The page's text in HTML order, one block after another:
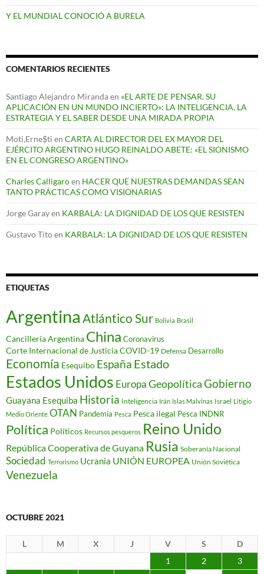
Y EL MUNDIAL CONOCIÓ A BURELA
COMENTARIOS RECIENTES
Santiago Alejandro Mirandaen «EL ARTE DE PENSAR. SU
APLICACIÓN EN UN MUNDO INCIERTO»: LA INTELIGENCIA, LA
ESTRATEGIA Y EL SABER DESDE UNA MIRADA PROPIA
Moti,Erne$ti en CARTA AL DIRECTOR DEL EX MAYOR DEL
EJÉRCITO ARGENTINO HUGO REINALDO ABETE: «EL SIONISMO
EN EL CONGRESO ARGENTINO»
Charles Calligaroen HACER QUE NUESTRAS DEMANDAS SEAN
TANTO PRÁCTICAS COMO VISIONARIAS
Jorge Garayen KARBALA: LA DIGNIDAD DE LOS QUE RESISTEN
Gustavo Titoen KARBALA: LA DIGNIDAD DE LOS QUE RESISTEN
ETIQUETAS
Argentina Atlántico Sur Bolivia Brasil
Cancillería Argentina China Coronavirus
Corte Internacional de JusticiaCOVID-19 Defensa Desarrollo
Economía Esequibo España Estado
Estados Unidos EuropaGeopolíticaGobierno
Guayana Esequiba Historia Inteligencia Irán Islas Malvinas Israel Litigio
Medio Oriente OTAN Pandemia Pesca Pesca ilegal Pesca INDNR
Política Políticos Recursos pesqueros Reino Unido
República Cooperativa de Guyana Rusia Soberanía Nacional
Sociedad Terrorismo Ucrania UNIÓN EUROPEA Unión Soviética
Venezuela
OCTUBRE 2021
L M X J V S
D
1
2
3